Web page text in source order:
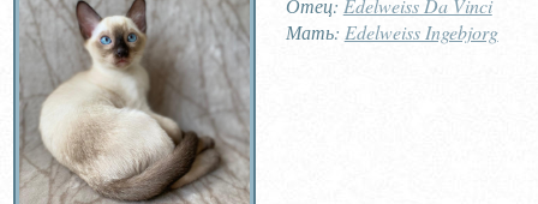
Отец: Edelweiss Da Vinci
Мать: Edelweiss Ingebjorg